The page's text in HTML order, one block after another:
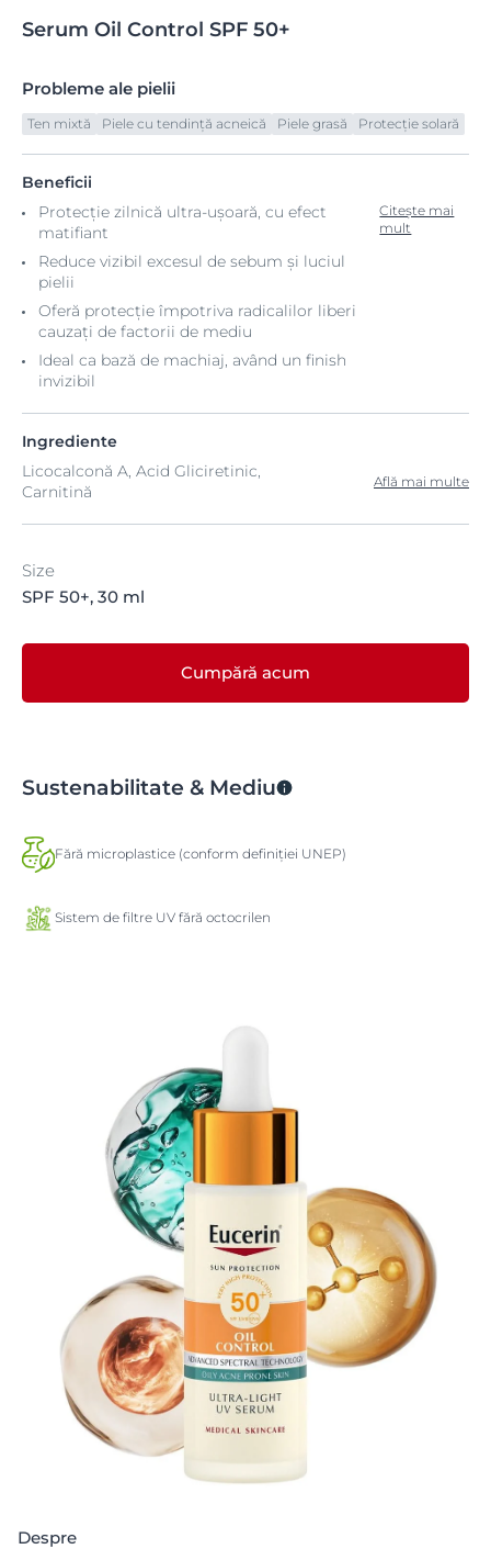
Serum Oil Control SPF 50+
Probleme ale pielii
Ten mixtă Piele cu tendință acneică Piele grasă Protecție solară
Beneficii
Protecție zilnică ultra-ușoară, cu efect
matifiant
Reduce vizibil excesul de sebum și luciul
pielii
Oferă protecție împotriva radicalilor liberi
cauzați de factorii de mediu
Ideal ca bază de machiaj, având un finish
invizibil
Citește mai
mult
Ingrediente
Licocalconă A, Acid Gliciretinic,
Carnitină
Află mai multe
Size
SPF 50+, 30 ml
Cumpără acum
Sustenabilitate & Mediu
Fără microplastice (conform definiției UNEP)
Sistem de filtre UV fără octocrilen
Despre